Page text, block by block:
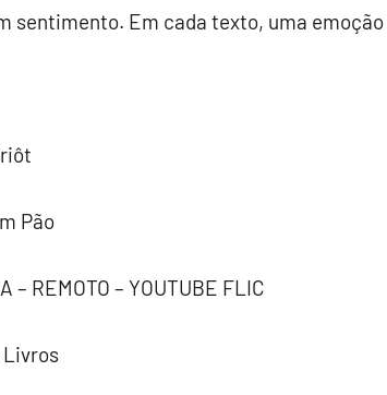
sentimento. Em cada texto, uma
Pão
– REMOTO – YOUTUBE FLIC
Livros